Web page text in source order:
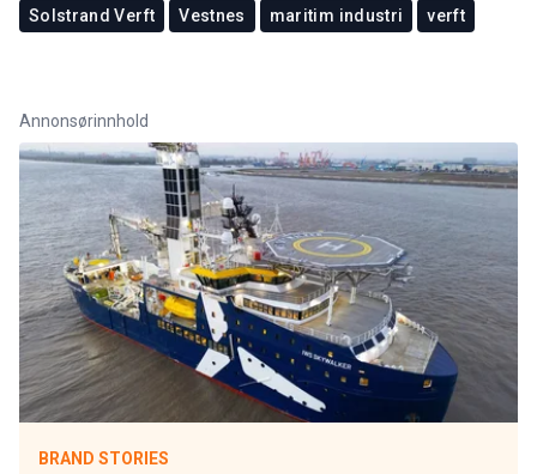
Solstrand Verft Vestnes maritim industri verft
Annonsørinnhold
BRAND STORIES